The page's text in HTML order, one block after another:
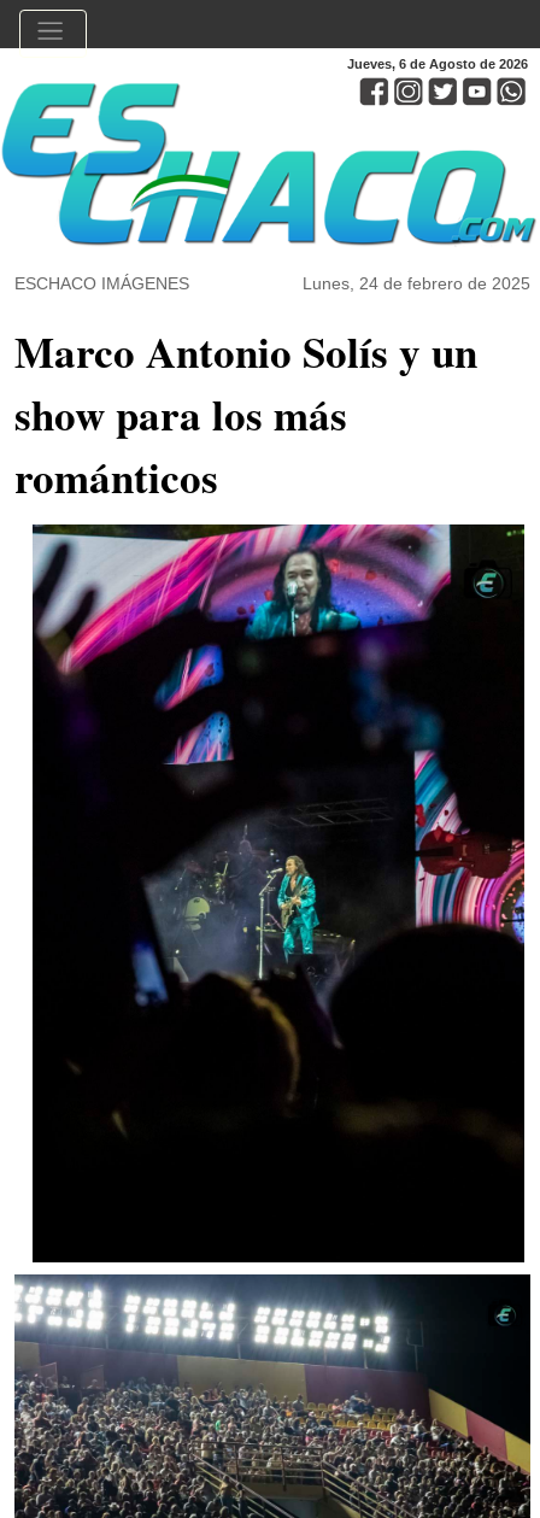
Jueves, 6 de Agosto de 2026
ESCHACO IMÁGENES Lunes, 24 de febrero de 2025
Marco Antonio Solís y un
show para los más
románticos